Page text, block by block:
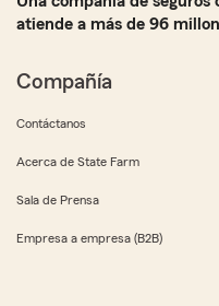
atiende a más de 96
Compañía
Contáctanos
Acerca de State Farm
Sala de Prensa
Empresa a empresa (B2B)